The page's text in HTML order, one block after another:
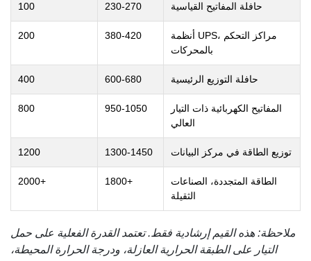
100 230-270 حافلة المفاتيح القياسية
200 380-420
أنظمة UPS، مراكز التحكم
بالمحركات
400 600-680 حافلة التوزيع الرئيسية
800 950-1050
المفاتيح الكهربائية ذات التيار
العالي
1200 1300-1450 توزيع الطاقة في مركز البيانات
2000+ 1800+
الطاقة المتجددة، الصناعات
الثقيلة
ملاحظة: هذه القيم إرشادية فقط. تعتمد القدرة الفعلية على حمل
التيار على الطبقة الحرارية العازلة، ودرجة الحرارة المحيطة،